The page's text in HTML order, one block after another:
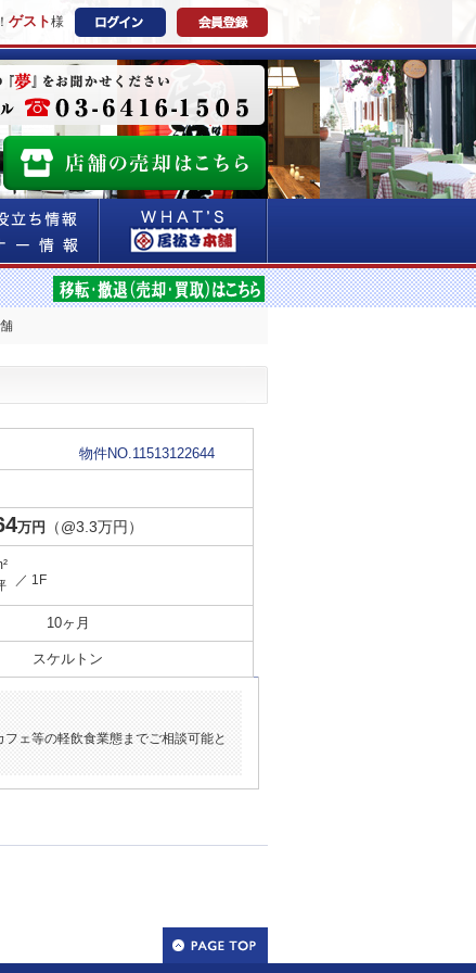
ゲスト様
物件NO.11513122644
万円 （@3.3万円）
／ 1F
10ヶ月
スケルトン
ェ等の軽飲食業態までご相談可能と